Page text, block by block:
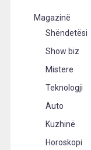
Magazinë
Shëndetësi
Show biz
Mistere
Teknologji
Auto
Kuzhinë
Horoskopi